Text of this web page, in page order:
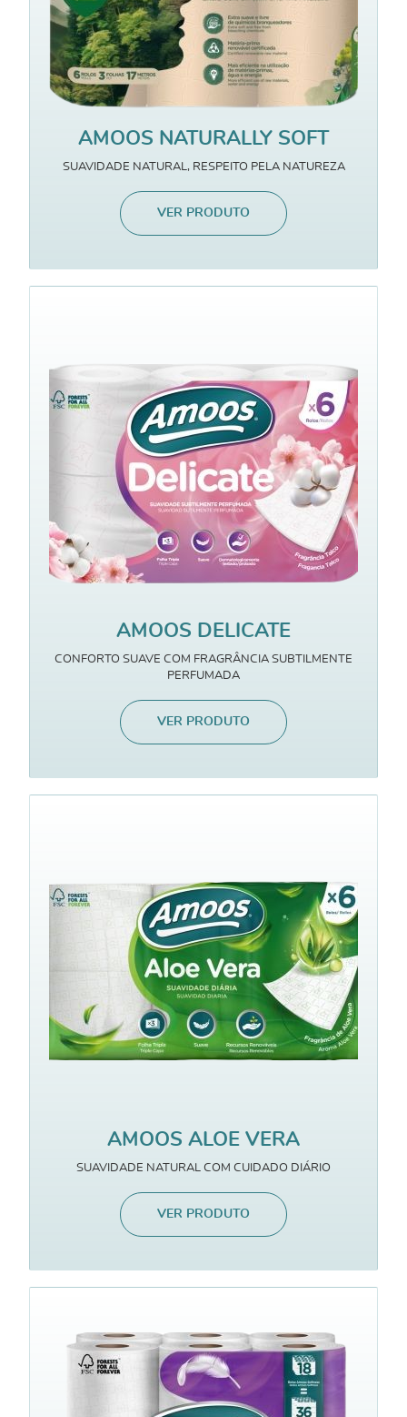
AMOOS NATURALLY SOFT
SUAVIDADE NATURAL, RESPEITO PELA NATUREZA
VER PRODUTO
AMOOS DELICATE
CONFORTO SUAVE COM FRAGRÂNCIA SUBTILMENTE
PERFUMADA
VER PRODUTO
AMOOS ALOE VERA
SUAVIDADE NATURAL COM CUIDADO DIÁRIO
VER PRODUTO